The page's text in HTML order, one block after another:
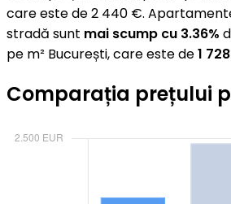
care este de 2 440 €.
stradă sunt mai scump cu 3.36%
pe m² București, care este de1
Comparația prețului